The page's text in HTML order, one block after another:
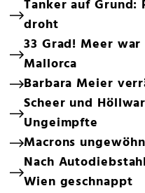
Tanker auf Grund:
droht
33 Grad! Meer
Mallorca
Barbara Meier
Scheer und
Ungeimpfte
Macrons
Nach
Wien geschnappt